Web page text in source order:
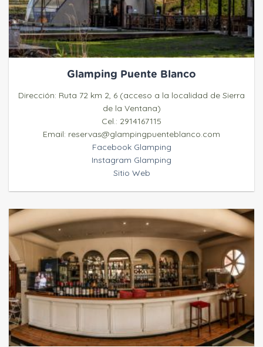
Glamping Puente Blanco
Dirección: Ruta 72 km 2, 6 (acceso a la localidad de Sierra
de la Ventana)
Cel.: 2914167115
Email: reservas@glampingpuenteblanco.com
Facebook Glamping
Instagram Glamping
Sitio Web